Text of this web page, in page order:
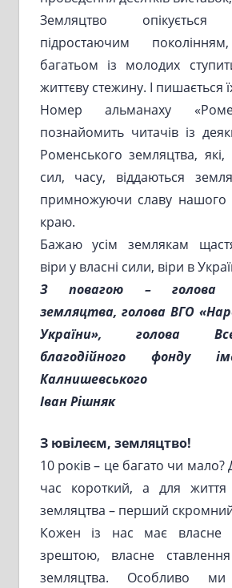
Земляцтво опікується
підростаючим
багатьом із молодих
життєву стежину. І пишається
Номер альманаху
познайомить читачів із
Роменського земляцтва,
сил, часу, віддаються
примножуючи славу нашого
краю.
Бажаю усім землякам
віри у власні сили, віри в
З повагою – голова
земляцтва, голова ВГО
України», голова
благодійного фонду
Калнишевського
Іван Рішняк
З ювілеєм, земляцтво!
10 років – це багато чи мало?
час короткий, а для життя
земляцтва – перший
Кожен із нас має власне
зрештою, власне
земляцтва. Особливо ми